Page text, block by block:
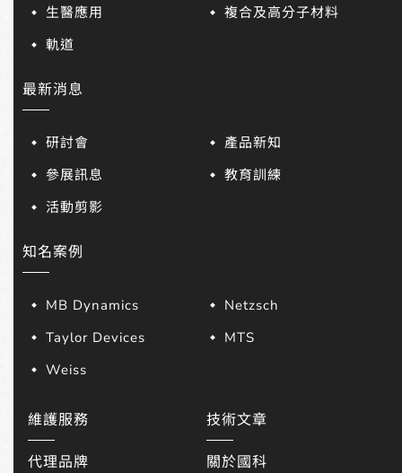
生醫應用
複合及高分子材料
軌道
最新消息
研討會
產品新知
參展訊息
教育訓練
活動剪影
知名案例
MB Dynamics
Netzsch
Taylor Devices
MTS
Weiss
維護服務 技術文章
代理品牌 關於國科